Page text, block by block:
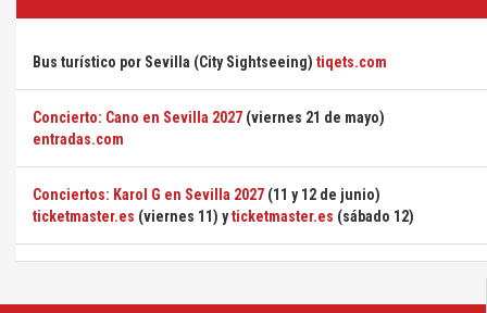
Bus turístico por Sevilla (City Sightseeing) tiqets.com
Concierto: Cano en Sevilla 2027 (viernes 21 de mayo)
entradas.com
Conciertos: Karol G en Sevilla 2027 (11 y 12 de junio)
ticketmaster.es (viernes 11) yticketmaster.es (sábado 12)